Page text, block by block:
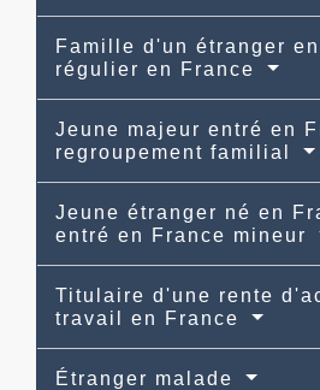
Famille d'un étranger
régulier en France
Jeune majeur entré en
regroupement familial
Jeune étranger né en
entré en France mineur
Titulaire d'une rente
travail en France
Étranger malade